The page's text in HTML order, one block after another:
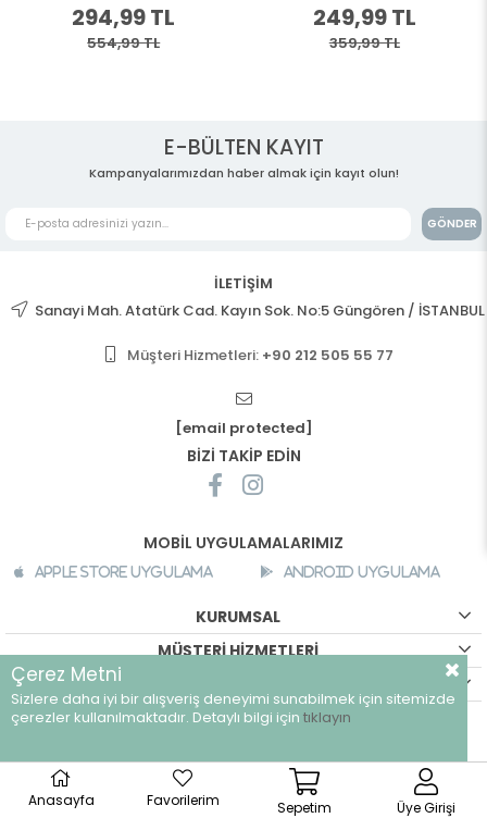
294,99 TL
554,99 TL
249,99 TL
359,99 TL
E-BÜLTEN KAYIT
Kampanyalarımızdan haber almak için kayıt olun!
GÖNDER
İLETİŞİM
Sanayi Mah. Atatürk Cad. Kayın Sok. No:5 Güngören / İSTANBUL
Müşteri Hizmetleri: +90 212 505 55 77
[email protected]
BİZİ TAKİP EDİN
MOBİL UYGULAMALARIMIZ
Apple Store Uygulama Android Uygulama
KURUMSAL
MÜŞTERİ HİZMETLERİ
©breeze.com.tr - Tüm hakları saklıdır.
Anasayfa Favorilerim Sepetim Üye Girişi
Çerez Metni
Sizlere daha iyi bir alışveriş deneyimi sunabilmek için sitemizde
çerezler kullanılmaktadır. Detaylı bilgi için tıklayın